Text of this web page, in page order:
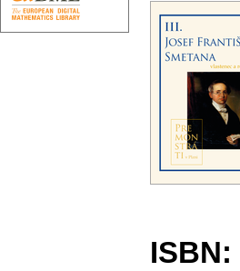
ISBN: